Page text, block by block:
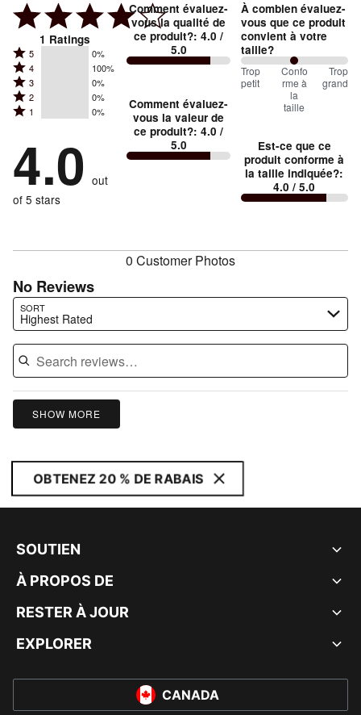
1 Ratings
Rated
5
stars
by
reviewers
5 0%
Rated
4
stars
by
of
reviewers
4 100%
Rated
3
stars
0%
of
reviewers
3 0%
Rated
2
by
0%
reviewers
2 0%
Rated
stars
by
0%
of
1 0%
4.0 out
of 5 stars
Comment évaluez-
vous la qualité de
ce produit?:4.0 /
5.0
Comment évaluez-
vous la valeur de
ce produit?:4.0 /
5.0
À combien évaluez-
vous que ce produit
convient à votre
taille?
100
between
and
Conforme
à
Trop
petit
Confo
rme à
la
taille
Trop
grand
Est-ce que ce
produit conforme à
la taille indiquée?:
4.0 / 5.0
0 Customer Photos
No Reviews
SORT
Highest Rated
Search reviews…
SHOW MORE
OBTENEZ 20 % DE RABAIS
SOUTIEN
À PROPOS DE
RESTER À JOUR
EXPLORER
CANADA